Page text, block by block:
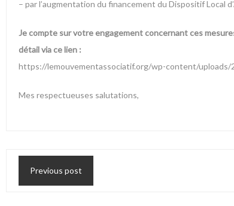
– par l’augmentation du financement du Dispositif Local
Je compte sur votre engagement concernant ces
détail via ce lien :
https://lemouvementassociatif.org/wp-content/uploads/
Mes respectueuses salutations,
Previous post